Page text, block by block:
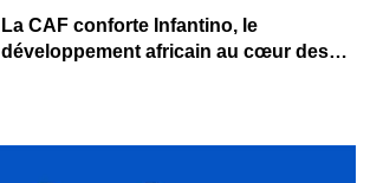
La CAF conforte Infantino, le
développement africain au cœur des